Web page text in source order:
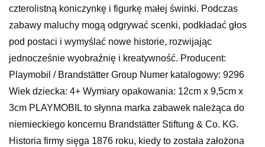
czterolistną koniczynkę i figurkę małej świnki. Podczas
zabawy maluchy mogą odgrywać scenki, podkładać głos
pod postaci i wymyślać nowe historie, rozwijając
jednocześnie wyobraźnię i kreatywność. Producent:
Playmobil / Brandstätter Group Numer katalogowy: 9296
Wiek dziecka: 4+ Wymiary opakowania: 12cm x 9,5cm x
3cm PLAYMOBIL to słynna marka zabawek należąca do
niemieckiego koncernu Brandstätter Stiftung & Co. KG.
Historia firmy sięga 1876 roku, kiedy to została założona